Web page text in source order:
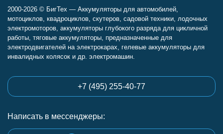
2000-2026 © БигТех — Аккумуляторы для автомобилей,
мотоциклов, квадроциклов, скутеров, садовой техники, лодочных
электромоторов, аккумуляторы глубокого разряда для цикличной
работы, тяговые аккумуляторы, предназначенные для
электродвигателей на электрокарах, гелевые аккумуляторы для
инвалидных колясок и др. электромашин.
+7 (495) 255-40-77
Написать в мессенджеры: